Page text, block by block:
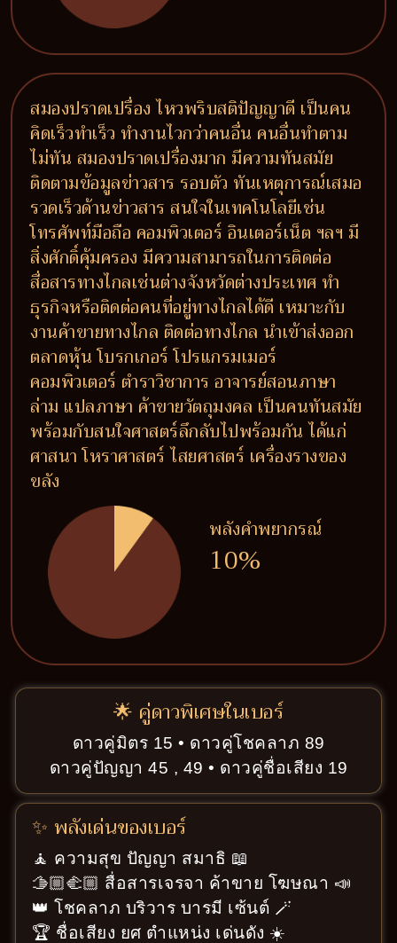
สมองปราดเปรื่อง ไหวพริบสติปัญญาดี เป็นคน
คิดเร็วทำเร็ว ทำงานไวกว่าคนอื่น คนอื่นทำตาม
ไม่ทัน สมองปราดเปรื่องมาก มีความทันสมัย
ติดตามข้อมูลข่าวสาร รอบตัว ทันเหตุการณ์เสมอ
รวดเร็วด้านข่าวสาร สนใจในเทคโนโลยีเช่น
โทรศัพท์มือถือ คอมพิวเตอร์ อินเตอร์เน็ต ฯลฯ มี
สิ่งศักดิ์คุ้มครอง มีความสามารถในการติดต่อ
สื่อสารทางไกลเช่นต่างจังหวัดต่างประเทศ ทำ
ธุรกิจหรือติดต่อคนที่อยู่ทางไกลได้ดี เหมาะกับ
งานค้าขายทางไกล ติดต่อทางไกล นำเข้าส่งออก
ตลาดหุ้น โบรกเกอร์ โปรแกรมเมอร์
คอมพิวเตอร์ ตำราวิชาการ อาจารย์สอนภาษา
ล่าม แปลภาษา ค้าขายวัตถุมงคล เป็นคนทันสมัย
พร้อมกับสนใจศาสตร์ลึกลับไปพร้อมกัน ได้แก่
ศาสนา โหราศาสตร์ ไสยศาสตร์ เครื่องรางของ
ขลัง
พลังคำพยากรณ์
10%
🌟 คู่ดาวพิเศษในเบอร์
ดาวคู่มิตร 15 • ดาวคู่โชคลาภ 89
ดาวคู่ปัญญา 45 , 49 • ดาวคู่ชื่อเสียง 19
✨ พลังเด่นของเบอร์
🧘 ความสุข ปัญญา สมาธิ 📖
🫱🏼‍🫲🏼 สื่อสารเจรจา ค้าขาย โฆษณา 📣
👑 โชคลาภ บริวาร บารมี เซ้นต์ 🪄
🏆 ชื่อเสียง ยศ ตำแหน่ง เด่นดัง ☀️